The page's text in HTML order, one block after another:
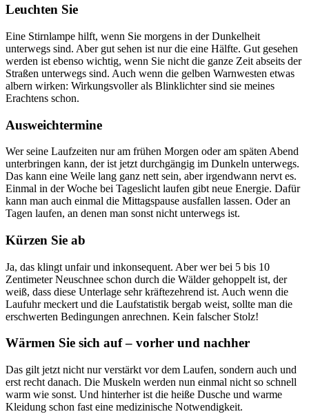
Leuchten Sie
Eine Stirnlampe hilft, wenn Sie morgens in der Dunkelheit
unterwegs sind. Aber gut sehen ist nur die eine Hälfte. Gut gesehen
werden ist ebenso wichtig, wenn Sie nicht die ganze Zeit abseits der
Straßen unterwegs sind. Auch wenn die gelben Warnwesten etwas
albern wirken: Wirkungsvoller als Blinklichter sind sie meines
Erachtens schon.
Ausweichtermine
Wer seine Laufzeiten nur am frühen Morgen oder am späten Abend
unterbringen kann, der ist jetzt durchgängig im Dunkeln unterwegs.
Das kann eine Weile lang ganz nett sein, aber irgendwann nervt es.
Einmal in der Woche bei Tageslicht laufen gibt neue Energie. Dafür
kann man auch einmal die Mittagspause ausfallen lassen. Oder an
Tagen laufen, an denen man sonst nicht unterwegs ist.
Kürzen Sie ab
Ja, das klingt unfair und inkonsequent. Aber wer bei 5 bis 10
Zentimeter Neuschnee schon durch die Wälder gehoppelt ist, der
weiß, dass diese Unterlage sehr kräftezehrend ist. Auch wenn die
Laufuhr meckert und die Laufstatistik bergab weist, sollte man die
erschwerten Bedingungen anrechnen. Kein falscher Stolz!
Wärmen Sie sich auf – vorher und nachher
Das gilt jetzt nicht nur verstärkt vor dem Laufen, sondern auch und
erst recht danach. Die Muskeln werden nun einmal nicht so schnell
warm wie sonst. Und hinterher ist die heiße Dusche und warme
Kleidung schon fast eine medizinische Notwendigkeit.